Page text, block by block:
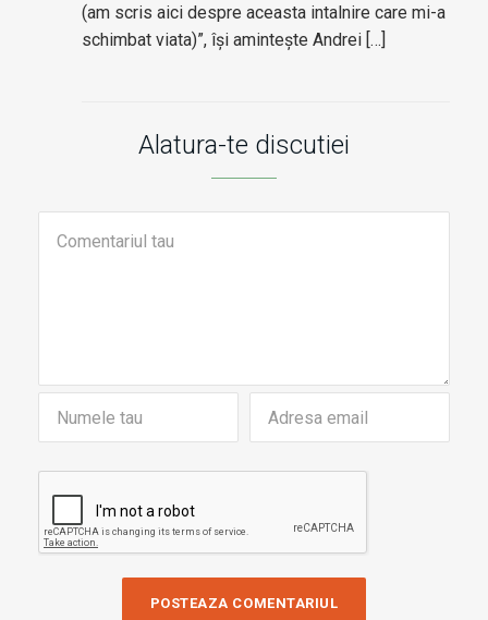
(am scris aici despre aceasta intalnire care mi-a
schimbat viata)”, își amintește Andrei […]
Alatura-te discutiei